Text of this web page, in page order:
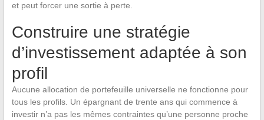
et peut forcer une sortie à perte.
Construire une stratégie
d’investissement adaptée à son
profil
Aucune allocation de portefeuille universelle ne fonctionne pour
tous les profils. Un épargnant de trente ans qui commence à
investir n’a pas les mêmes contraintes qu’une personne proche